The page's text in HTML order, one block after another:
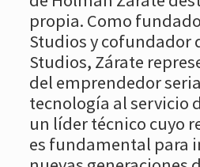
propia. Como
Studios y cofundador
Studios, Zárate
del emprendedor
tecnología al servicio
un líder técnico cuyo
es fundamental para